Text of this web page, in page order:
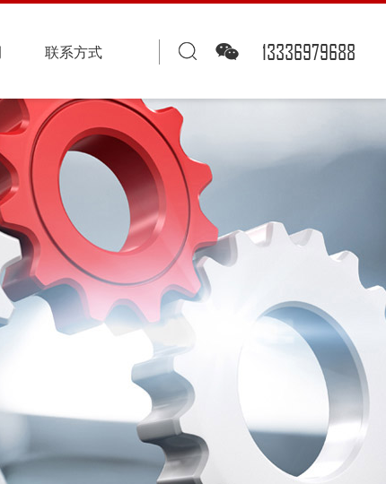
联系方式 13336979688